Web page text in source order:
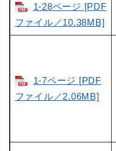
1-28ページ [PDF
ファイル／10.38MB]
1-7ページ [PDF
ファイル／2.06MB]